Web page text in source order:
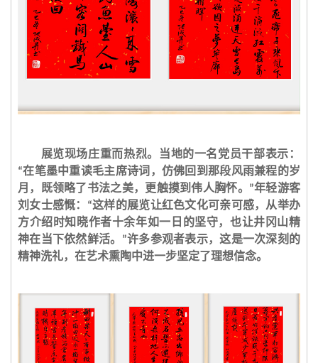
展览现场庄重而热烈。当地的一名党员干部表示：
“在笔墨中重读毛主席诗词，仿佛回到那段风雨兼程的岁
月，既领略了书法之美，更触摸到伟人胸怀。
”年轻游客
刘女士感慨：
“这样的展览让红色文化可亲可感，从举办
方介绍时知晓作者十余年如一日的坚守，也让井冈山精
神在当下依然鲜活。
”许多参观者表示，这是一次深刻的
精神洗礼，在艺术熏陶中进一步坚定了理想信念。